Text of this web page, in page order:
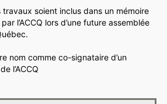
travaux soient inclus dans un mémoire
l’ACCQ lors d’une future assemblée
nom comme co-signataire d’un
l’ACCQ